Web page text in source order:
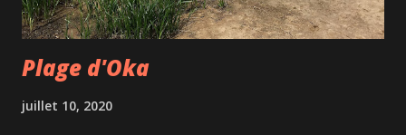
Plage d'Oka
juillet 10, 2020